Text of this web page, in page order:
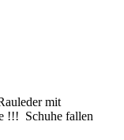
mit
!!! Schuhe fallen